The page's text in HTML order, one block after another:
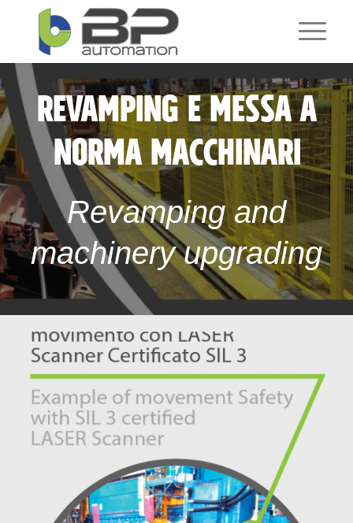
REVAMPING E MESSA A
NORMA MACCHINARI
Revamping and
machinery upgrading